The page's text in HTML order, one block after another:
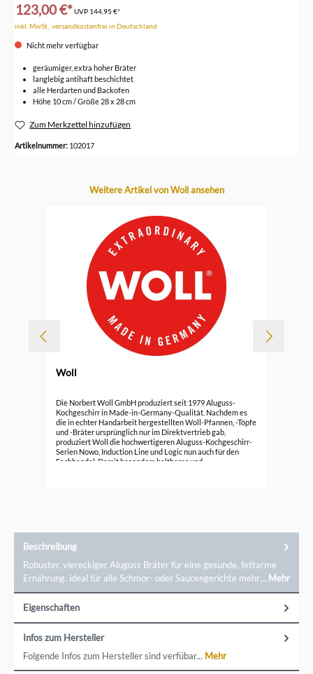
123,00 €*UVP 144,95 €*
inkl. MwSt., versandkostenfrei in Deutschland
Nicht mehr verfügbar
geräumiger, extra hoher Bräter
langlebig antihaft beschichtet
alle Herdarten und Backofen
Höhe 10 cm / Größe 28 x 28 cm
Zum Merkzettel hinzufügen
Artikelnummer: 102017
Produktgalerie überspringen
Weitere Artikel von Woll ansehen
Woll
Die Norbert Woll GmbH produziert seit 1979 Aluguss-
Kochgeschirr in Made-in-Germany-Qualität. Nachdem es
die in echter Handarbeit hergestellten Woll-Pfannen, -Töpfe
und -Bräter ursprünglich nur im Direktvertrieb gab,
produziert Woll die hochwertigeren Aluguss-Kochgeschirr-
Serien Nowo, Induction Line und Logic nun auch für den
Fachhandel. Damit besonders haltbares und
Beschreibung
Robuster, viereckiger Aluguss Bräter für eine gesunde, fettarme
Ernährung. ideal für alle Schmor- oder Saucengerichte mehr… Mehr
Eigenschaften
Infos zum Hersteller
Folgende Infos zum Hersteller sind verfübar... Mehr